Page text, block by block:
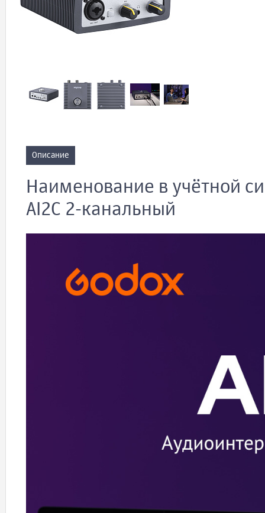
Описание
Наименование в учётной
AI2C 2-канальный